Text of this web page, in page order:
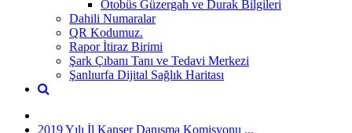
Otobüs Güzergah ve Durak Bilgileri
Dahili Numaralar
QR Kodumuz.
Rapor İtiraz Birimi
Şark Çıbanı Tanı ve Tedavi Merkezi
Şanlıurfa Dijital Sağlık Haritası
2019 Yılı İl Kanser Danışma Komisyonu ...